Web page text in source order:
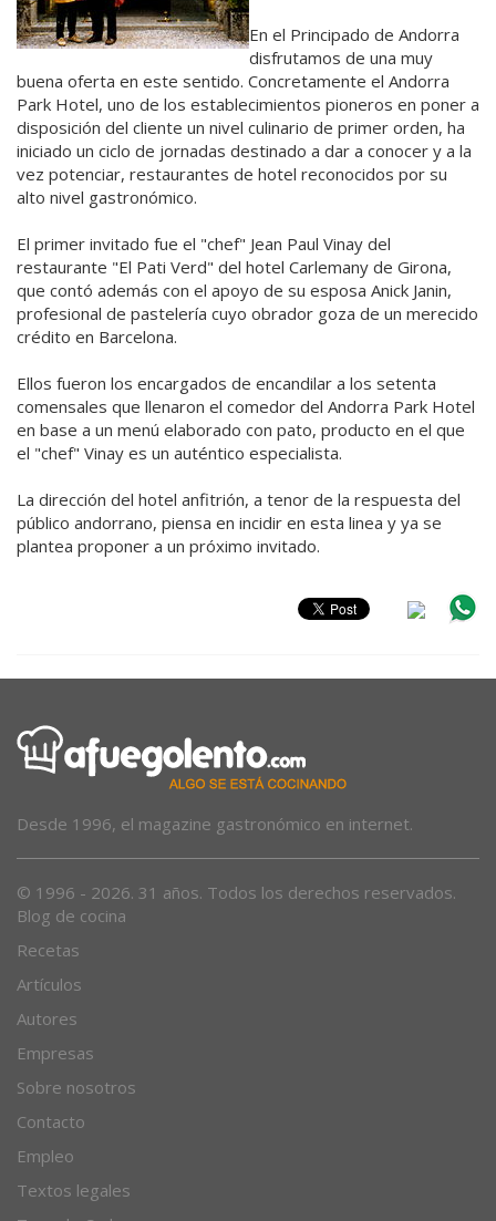
En el Principado de Andorra
disfrutamos de una muy
buena oferta en este sentido. Concretamente el Andorra
Park Hotel, uno de los establecimientos pioneros en poner a
disposición del cliente un nivel culinario de primer orden, ha
iniciado un ciclo de jornadas destinado a dar a conocer y a la
vez potenciar, restaurantes de hotel reconocidos por su
alto nivel gastronómico.
El primer invitado fue el "chef" Jean Paul Vinay del
restaurante "El Pati Verd" del hotel Carlemany de Girona,
que contó además con el apoyo de su esposa Anick Janin,
profesional de pastelería cuyo obrador goza de un merecido
crédito en Barcelona.
Ellos fueron los encargados de encandilar a los setenta
comensales que llenaron el comedor del Andorra Park Hotel
en base a un menú elaborado con pato, producto en el que
el "chef" Vinay es un auténtico especialista.
La dirección del hotel anfitrión, a tenor de la respuesta del
público andorrano, piensa en incidir en esta linea y ya se
plantea proponer a un próximo invitado.
Desde 1996, el magazine gastronómico en internet.
© 1996 - 2026. 31 años. Todos los derechos reservados.
Blog de cocina
Recetas
Artículos
Autores
Empresas
Sobre nosotros
Contacto
Empleo
Textos legales